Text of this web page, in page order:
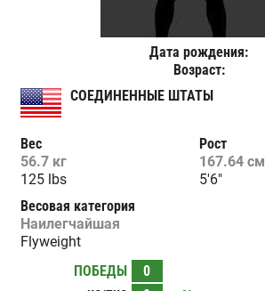
Дата рождения:
Возраст:
СОЕДИНЕННЫЕ ШТАТЫ
Вес
56.7 кг
125 lbs
Рост
167.64 см
5'6"
Весовая категория
Наилегчайшая
Flyweight
ПОБЕДЫ
0